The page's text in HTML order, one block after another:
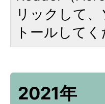
リックして
トールしてく
2021年